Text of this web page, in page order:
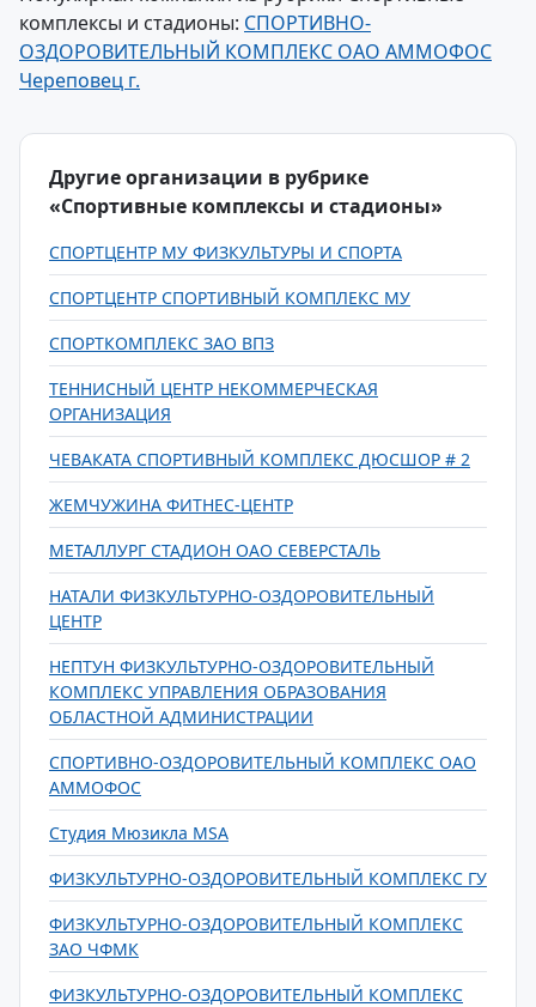
комплексы и стадионы: СПОРТИВНО-
ОЗДОРОВИТЕЛЬНЫЙ КОМПЛЕКС ОАО АММОФОС
Череповец г.
Другие организации в рубрике
«Спортивные комплексы и стадионы»
СПОРТЦЕНТР МУ ФИЗКУЛЬТУРЫ И СПОРТА
СПОРТЦЕНТР СПОРТИВНЫЙ КОМПЛЕКС МУ
СПОРТКОМПЛЕКС ЗАО ВПЗ
ТЕННИСНЫЙ ЦЕНТР НЕКОММЕРЧЕСКАЯ
ОРГАНИЗАЦИЯ
ЧЕВАКАТА СПОРТИВНЫЙ КОМПЛЕКС ДЮСШОР # 2
ЖЕМЧУЖИНА ФИТНЕС-ЦЕНТР
МЕТАЛЛУРГ СТАДИОН ОАО СЕВЕРСТАЛЬ
НАТАЛИ ФИЗКУЛЬТУРНО-ОЗДОРОВИТЕЛЬНЫЙ
ЦЕНТР
НЕПТУН ФИЗКУЛЬТУРНО-ОЗДОРОВИТЕЛЬНЫЙ
КОМПЛЕКС УПРАВЛЕНИЯ ОБРАЗОВАНИЯ
ОБЛАСТНОЙ АДМИНИСТРАЦИИ
СПОРТИВНО-ОЗДОРОВИТЕЛЬНЫЙ КОМПЛЕКС ОАО
АММОФОС
Студия Мюзикла MSA
ФИЗКУЛЬТУРНО-ОЗДОРОВИТЕЛЬНЫЙ КОМПЛЕКС ГУ
ФИЗКУЛЬТУРНО-ОЗДОРОВИТЕЛЬНЫЙ КОМПЛЕКС
ЗАО ЧФМК
ФИЗКУЛЬТУРНО-ОЗДОРОВИТЕЛЬНЫЙ КОМПЛЕКС